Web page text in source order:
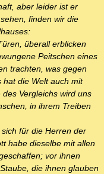
aber leider ist er
finden wir die
überall erblicken
Peitschen eines
trachten, was gegen
die Welt auch mit
Vergleichs wird uns
in ihrem Treiben
für die Herren der
habe dieselbe mit allen
vor ihnen
die ihnen glauben